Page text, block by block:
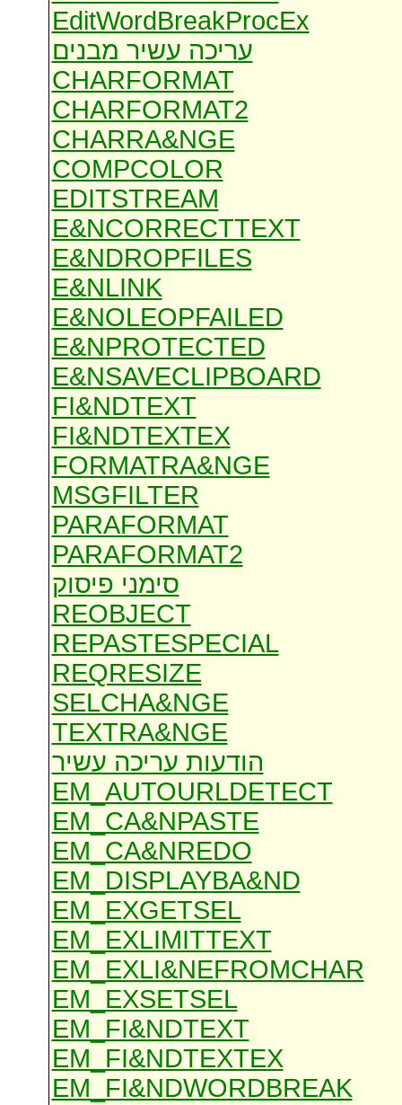
EditWordBreakProcEx
עריכה עשיר מבנים
CHARFORMAT
CHARFORMAT2
CHARRA&NGE
COMPCOLOR
EDITSTREAM
E&NCORRECTTEXT
E&NDROPFILES
E&NLINK
E&NOLEOPFAILED
E&NPROTECTED
E&NSAVECLIPBOARD
FI&NDTEXT
FI&NDTEXTEX
FORMATRA&NGE
MSGFILTER
PARAFORMAT
PARAFORMAT2
סימני פיסוק
REOBJECT
REPASTESPECIAL
REQRESIZE
SELCHA&NGE
TEXTRA&NGE
הודעות עריכה עשיר
EM_AUTOURLDETECT
EM_CA&NPASTE
EM_CA&NREDO
EM_DISPLAYBA&ND
EM_EXGETSEL
EM_EXLIMITTEXT
EM_EXLI&NEFROMCHAR
EM_EXSETSEL
EM_FI&NDTEXT
EM_FI&NDTEXTEX
EM_FI&NDWORDBREAK